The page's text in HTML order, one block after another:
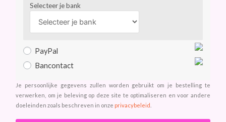
Selecteer je bank
PayPal
Bancontact
Je persoonlijke gegevens zullen worden gebruikt om je bestelling te
verwerken, om je beleving op deze site te optimaliseren en voor andere
doeleinden zoals beschreven in onze privacybeleid